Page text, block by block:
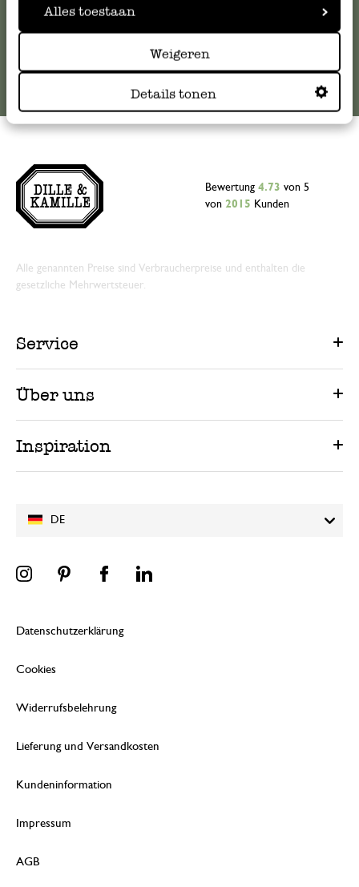
Alles toestaan
Weigeren
Details tonen
Online-Kundenservice
DE
Bewertung 4.73 von 5
von 2015 Kunden
Alle genannten Preise sind Verbraucherpreise und enthalten die
gesetzliche Mehrwertsteuer.
Service
Über uns
Inspiration
Datenschutzerklärung
Cookies
Widerrufsbelehrung
Lieferung und Versandkosten
Kundeninformation
Impressum
AGB